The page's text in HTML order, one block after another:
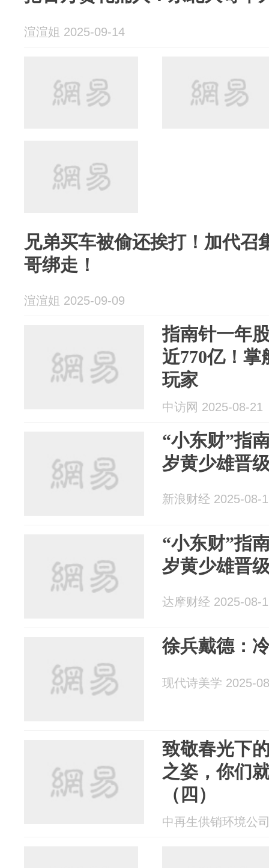
渲渲姐 2025-09-14
兄弟买车被偷还挨打！加代召
哥绑走！
渲渲姐 2025-09-09
指南针一年
近770亿！
玩家
中访网 2025-08-21
“小东财”指
岁黄少雄晋
新浪财经 2025-08-
“小东财”指
岁黄少雄晋
达摩财经 2025-08-
徐兵戴德：
现代诗美学 2025-
致敬春光下
之姿，你们
（四）
中再生供销环境公